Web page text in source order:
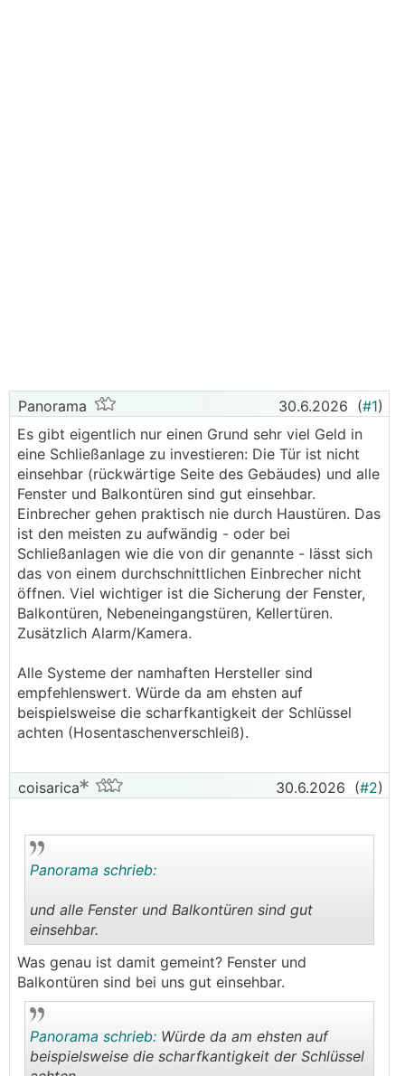
Panorama 30.6.2026 (#1)
Es gibt eigentlich nur einen Grund sehr viel Geld in
eine Schließanlage zu investieren: Die Tür ist nicht
einsehbar (rückwärtige Seite des Gebäudes) und alle
Fenster und Balkontüren sind gut einsehbar.
Einbrecher gehen praktisch nie durch Haustüren. Das
ist den meisten zu aufwändig - oder bei
Schließanlagen wie die von dir genannte - lässt sich
das von einem durchschnittlichen Einbrecher nicht
öffnen. Viel wichtiger ist die Sicherung der Fenster,
Balkontüren, Nebeneingangstüren, Kellertüren.
Zusätzlich Alarm/Kamera.
Alle Systeme der namhaften Hersteller sind
empfehlenswert. Würde da am ehsten auf
beispielsweise die scharfkantigkeit der Schlüssel
achten (Hosentaschenverschleiß).
coisarica 30.6.2026 (#2)
..
Panorama schrieb:
und alle Fenster und Balkontüren sind gut
einsehbar.
Was genau ist damit gemeint? Fenster und
Balkontüren sind bei uns gut einsehbar.
Panorama schrieb: Würde da am ehsten auf
beispielsweise die scharfkantigkeit der Schlüssel